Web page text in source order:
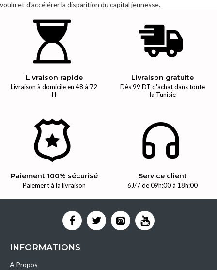
voulu et d'accélérer la disparition du capital jeunesse.
Livraison rapide
Livraison à domicile en 48 à 72
H
Livraison gratuite
Dès 99 DT d'achat dans toute
la Tunisie
Paiement 100% sécurisé
Paiement à la livraison
Service client
6J/7 de 09h:00 à 18h:00
INFORMATIONS
A Propos